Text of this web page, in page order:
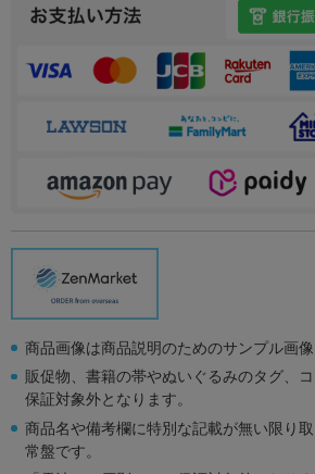
商品画像は商品説明のためのサンプル画像
販促物、書籍の帯やぬいぐるみのタグ、
保証対象外となります。
商品名や備考欄に特別な記載が無い限り
常盤です。